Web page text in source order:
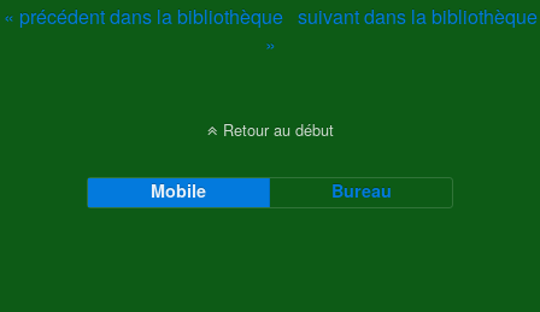
« précédent dans la bibliothèque suivant dans la bibliothèque
»
Retour au début
Mobile Bureau